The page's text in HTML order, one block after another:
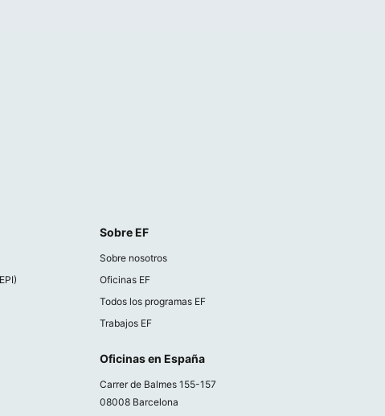
Sobre EF
Sobre nosotros
Oficinas EF
Todos los programas EF
Trabajos EF
Oficinas en España
Carrer de Balmes 155-157
08008 Barcelona